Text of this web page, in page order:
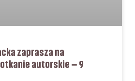
zaprasza na
autorskie – 9